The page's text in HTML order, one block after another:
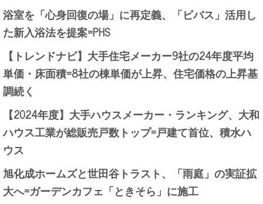
浴室を「心身回復の場」に再定義、「ビバス」活用し
た新入浴法を提案=PHS
【トレンドナビ】大手住宅メーカー9社の24年度平均
単価・床面積=8社の棟単価が上昇、住宅価格の上昇基
調続く
【2024年度】大手ハウスメーカー・ランキング、大和
ハウス工業が総販売戸数トップ=戸建て首位、積水ハ
ウス
旭化成ホームズと世田谷トラスト、「雨庭」の実証拡
大へ=ガーデンカフェ「ときそら」に施工